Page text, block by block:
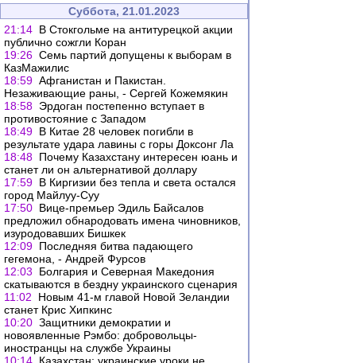
Суббота, 21.01.2023
21:14 В Стокгольме на антитурецкой акции
публично сожгли Коран
19:26 Семь партий допущены к выборам в
КазМажилис
18:59 Афганистан и Пакистан.
Незаживающие раны, - Сергей Кожемякин
18:58 Эрдоган постепенно вступает в
противостояние с Западом
18:49 В Китае 28 человек погибли в
результате удара лавины с горы Доксонг Ла
18:48 Почему Казахстану интересен юань и
станет ли он альтернативой доллару
17:59 В Киргизии без тепла и света остался
город Майлуу-Суу
17:50 Вице-премьер Эдиль Байсалов
предложил обнародовать имена чиновников,
изуродовавших Бишкек
12:09 Последняя битва падающего
гегемона, - Андрей Фурсов
12:03
Болгария и Северная Македония
скатываются в бездну украинского сценария
11:02
Новым 41-м главой Новой Зеландии
станет Крис Хипкинс
10:20 Защитники демократии и
новоявленные Рэмбо: добровольцы-
иностранцы на службе Украины